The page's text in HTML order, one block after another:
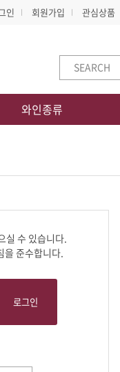
인 회원가입 관심상품
와인종류
실 수 있습니다.
을 준수합니다.